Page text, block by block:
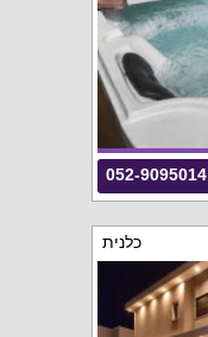
052-9095014
כלנית